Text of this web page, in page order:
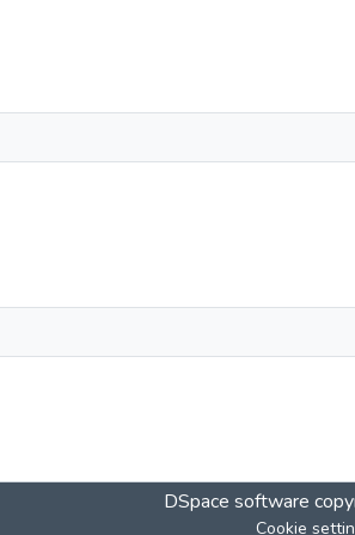
DSpace software
Cookie